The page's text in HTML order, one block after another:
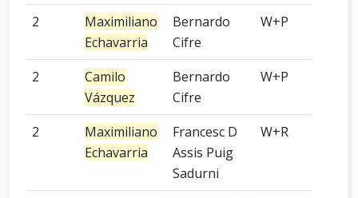
2
Maximiliano
Echavarria
Bernardo
Cifre
W+P
2
Camilo
Vázquez
Bernardo
Cifre
W+P
2
Maximiliano
Echavarria
Francesc D
Assis Puig
Sadurni
W+R